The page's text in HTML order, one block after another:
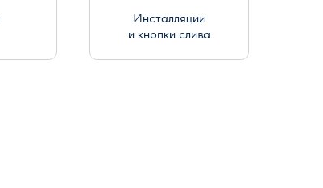
Инсталляции
и кнопки слива